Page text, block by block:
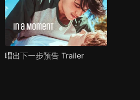
唱出下一步預告 Trailer